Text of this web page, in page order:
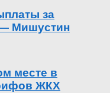
за
— Мишустин
месте в
ЖКХ